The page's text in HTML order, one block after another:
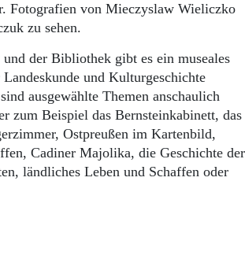
Start
Wer wir sind
Aktuelle Ausgabe
Abonnenten-Login
Abonnent werden
Abo Prämien
Archiv
Mediadaten
Kontakt
Fotografien von Mieczyslaw Wieliczko
zu sehen.
der Bibliothek gibt es ein museales
Landeskunde und Kulturgeschichte
ausgewählte Themen anschaulich
zum Beispiel das Bernsteinkabinett, das
Ostpreußen im Kartenbild,
Cadiner Majolika, die Geschichte der
ländliches Leben und Schaffen oder